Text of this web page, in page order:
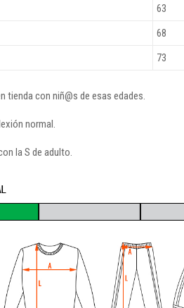
63
68
73
tienda con niñ@s de esas edades.
normal.
la S de adulto.